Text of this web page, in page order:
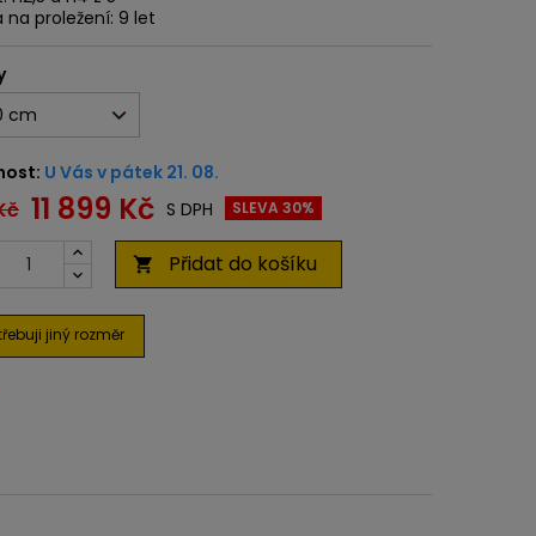
na proležení: 9 let
U Vás v pátek 21. 08.
11 899 Kč S DPH SLEVA 30%
 Přidat do košíku
jiný rozměr